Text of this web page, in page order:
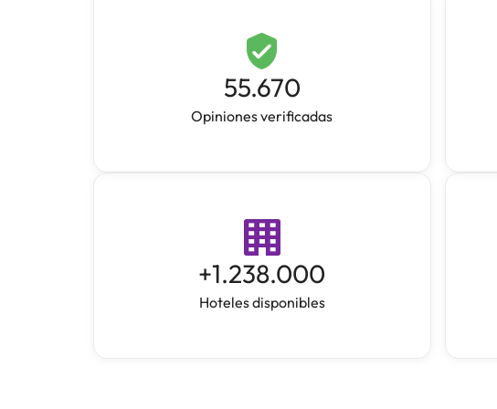
55.670
Opiniones verificadas
+1.238.000
Hoteles disponibles